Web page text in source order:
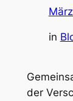
in
der